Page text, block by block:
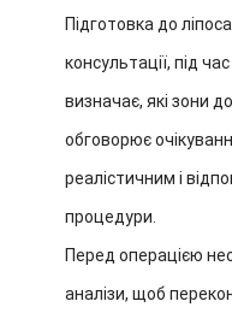
Підготовка до
консультації, під
визначає, які зони
обговорює
реалістичним і
процедури.
Перед операцією
аналізи, щоб